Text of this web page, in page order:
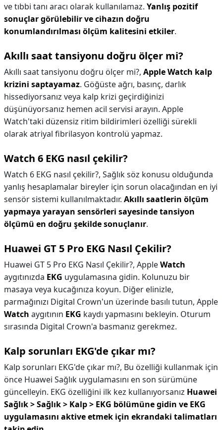
ve tıbbi tanı aracı olarak kullanılamaz. Yanlış pozitif
sonuçlar görülebilir ve cihazın doğru
konumlandırılması ölçüm kalitesini etkiler.
Akıllı saat tansiyonu doğru ölçer mi?
Akıllı saat tansiyonu doğru ölçer mi?, Apple Watch kalp
krizini saptayamaz. Göğüste ağrı, basınç, darlık
hissediyorsanız veya kalp krizi geçirdiğinizi
düşünüyorsanız hemen acil servisi arayın. Apple
Watch'taki düzensiz ritim bildirimleri özelliği sürekli
olarak atriyal fibrilasyon kontrolü yapmaz.
Watch 6 EKG nasıl çekilir?
Watch 6 EKG nasıl çekilir?, Sağlık söz konusu olduğunda
yanlış hesaplamalar bireyler için sorun olacağından en iyi
sensör sistemi kullanılmaktadır. Akıllı saatlerin ölçüm
yapmaya yarayan sensörleri sayesinde tansiyon
ölçümü en doğru şekilde sonuçlanır.
Huawei GT 5 Pro EKG Nasıl Çekilir?
Huawei GT 5 Pro EKG Nasıl Çekilir?, AppleWatch
aygıtınızda EKG uygulamasına gidin. Kolunuzu bir
masaya veya kucağınıza koyun. Diğer elinizle,
parmağınızı Digital Crown'un üzerinde basılı tutun, Apple
Watch aygıtının EKG kaydı yapmasını bekleyin. Oturum
sırasında Digital Crown'a basmanız gerekmez.
Kalp sorunları EKG'de çıkar mı?
Kalp sorunları EKG'de çıkar mı?, Bu özelliği kullanmak için
önce Huawei Sağlık uygulamasını en son sürümüne
güncelleyin. EKG özelliğini ilk kez kullanıyorsanız Huawei
Sağlık > Sağlık > Kalp > EKG bölümüne gidin ve EKG
uygulamasını aktive etmek için ekrandaki talimatları